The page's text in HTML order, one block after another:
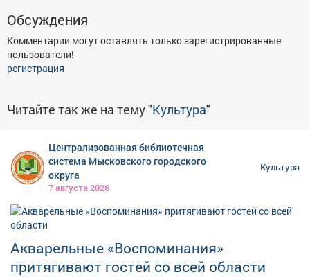
Обсуждения
Комментарии могут оставлять только зарегистрированные
пользователи!
регистрация
Читайте так же на тему "Культура"
Централизованная библиотечная
система Мысковского городского
округа
7 августа 2026
Культура
Акварельные «Воспоминания»
притягивают гостей со всей области